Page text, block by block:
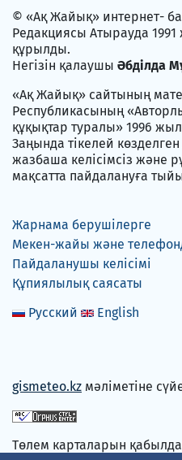
© «Ақ Жайық» интернет-
Редакциясы Атырауда
құрылды.
Негізін қалаушы Әбділда
«Ақ Жайық» сайтының
Республикасының
құқықтар туралы» 1996
Заңында тікелей
жазбаша келісімсіз және
мақсатта пайдалануға
Жарнама берушілерге
Мекен-жайы және
Пайдаланушы келісімі
Құпиялылық саясаты
Русский
English
gismeteo.kz мәліметіне
Төлем карталарын